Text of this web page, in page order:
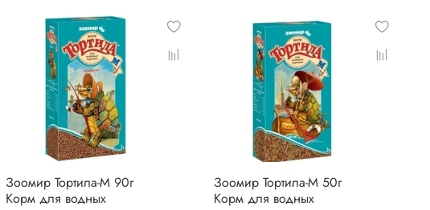
Зоомир Тортила-М 90г
Корм для водных
Зоомир Тортила-М 50г
Корм для водных